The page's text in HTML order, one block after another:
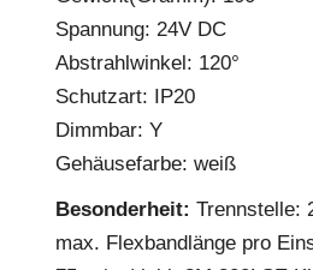
Spannung: 24V DC
Abstrahlwinkel: 120°
Schutzart: IP20
Dimmbar: Y
Gehäusefarbe: weiß
Besonderheit: Trennstelle:
max. Flexbandlänge pro